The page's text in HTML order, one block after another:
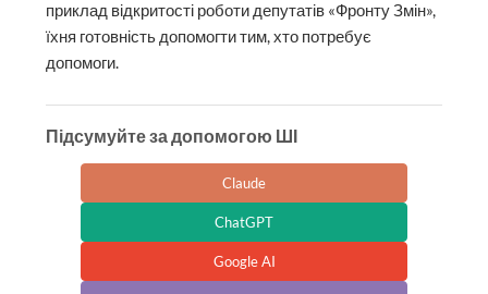
приклад відкритості роботи депутатів «Фронту Змін»,
їхня готовність допомогти тим, хто потребує
допомоги.
Підсумуйте за допомогою ШІ
Claude
ChatGPT
Google AI